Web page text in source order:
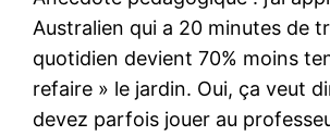
Australien qui a 20 minutes de
quotidien devient 70% moins
refaire » le jardin. Oui, ça veut
devez parfois jouer au